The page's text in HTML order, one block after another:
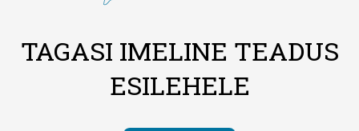
TAGASI IMELINE TEADUS
ESILEHELE